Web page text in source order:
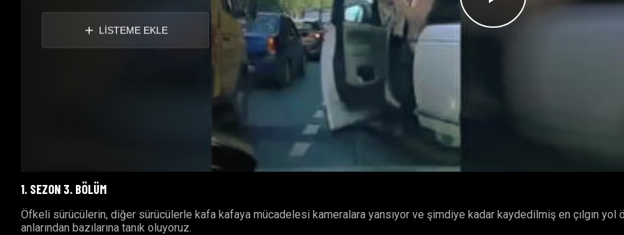
Videoyu
LİSTEME EKLE
1. SEZON 3. BÖLÜM
Öfkeli sürücülerin, diğer sürücülerle kafa kafaya mücadelesi kameralara yansıyor ve şimdiye kadar kaydedilmiş en çılgın yol
anlarından bazılarına tanık oluyoruz.